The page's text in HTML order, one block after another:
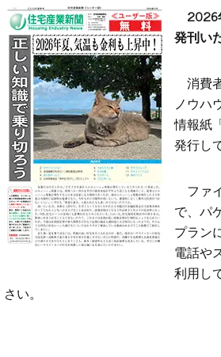
2026
発刊い
消費
ノウハ
情報紙
発行し
ファ
で、パ
プラン
電話や
利用し
さい。